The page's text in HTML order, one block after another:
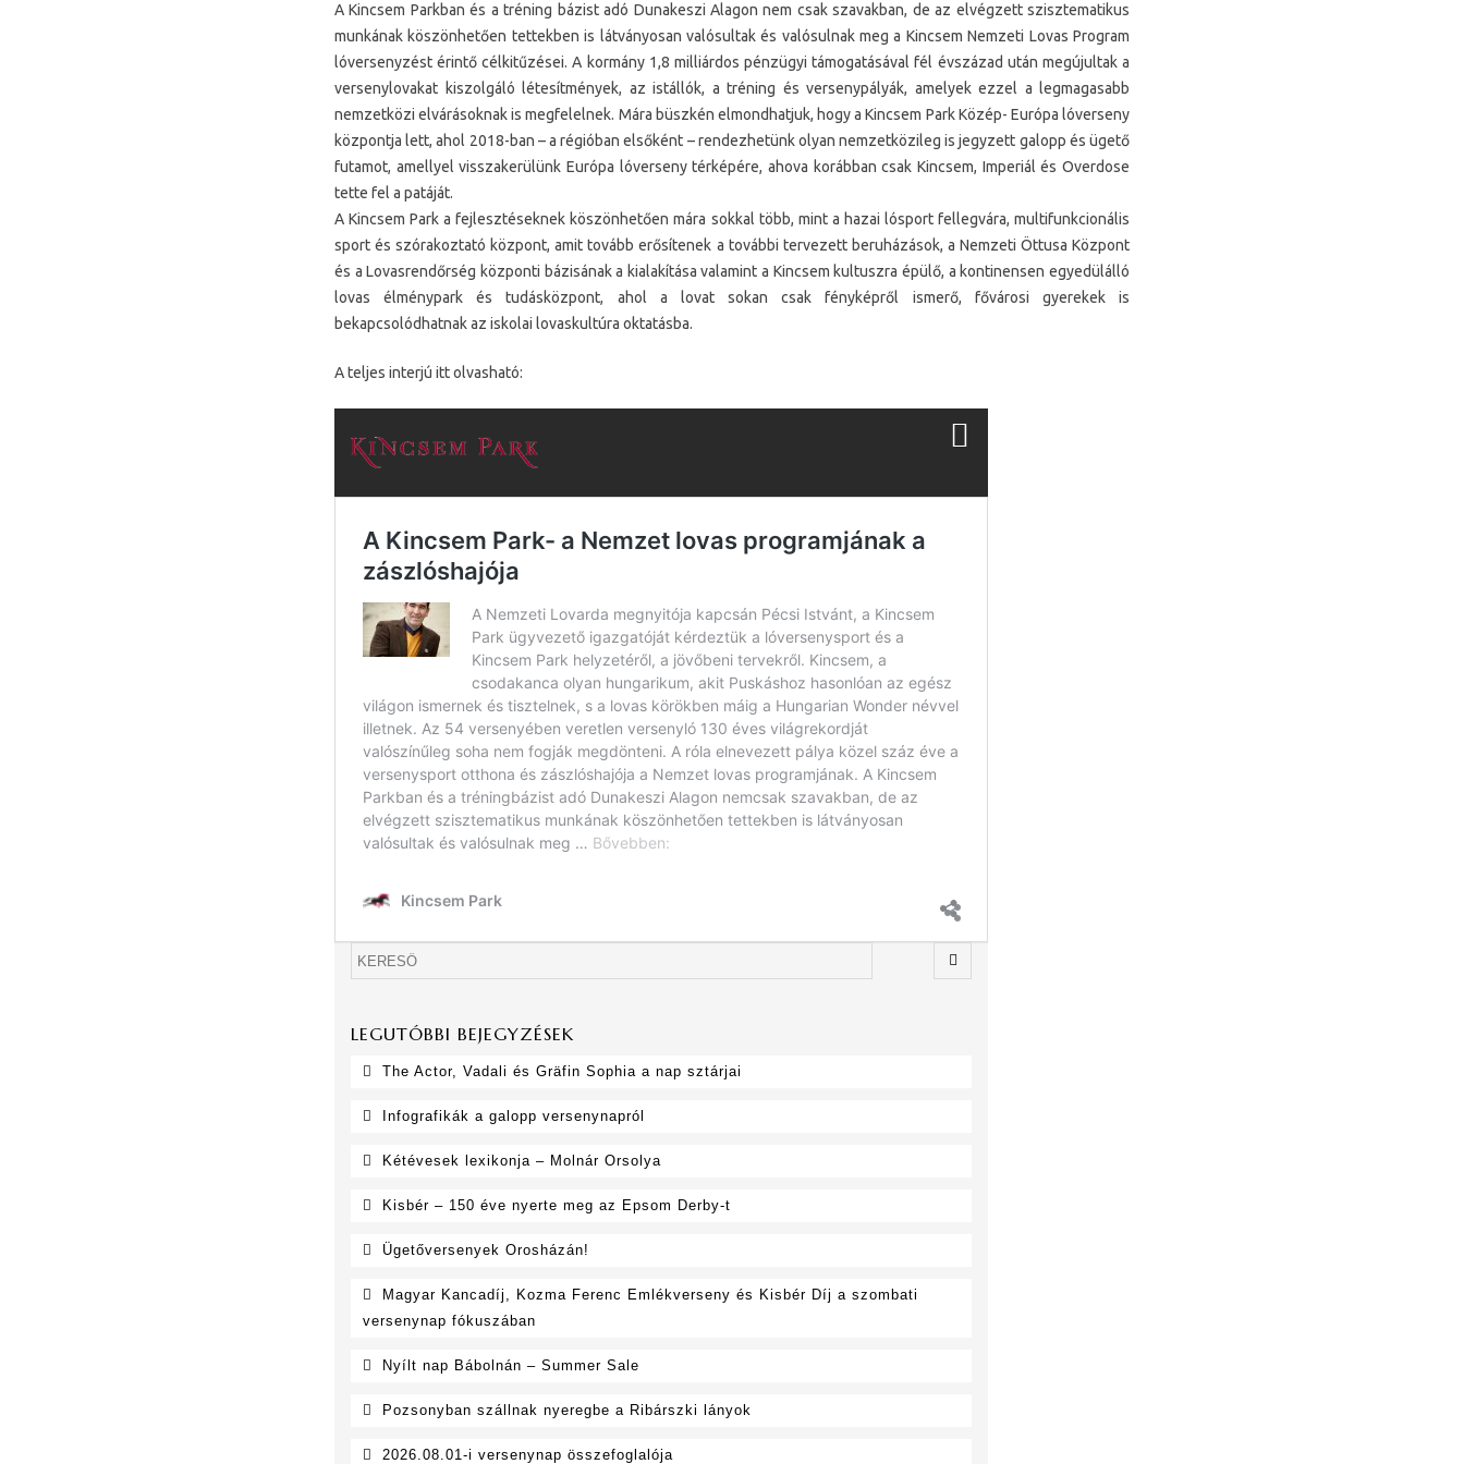
A Kincsem Parkban és a tréning bázist adó Dunakeszi Alagon nem csak szavakban, de az elvégzett szisztematikus
munkának köszönhetően tettekben is látványosan valósultak és valósulnak meg a Kincsem Nemzeti Lovas Program
lóversenyzést érintő célkitűzései. A kormány 1,8 milliárdos pénzügyi támogatásával fél évszázad után megújultak a
versenylovakat kiszolgáló létesítmények, az istállók, a tréning és versenypályák, amelyek ezzel a legmagasabb
nemzetközi elvárásoknak is megfelelnek. Mára büszkén elmondhatjuk, hogy a Kincsem Park Közép- Európa lóverseny
központja lett, ahol 2018-ban – a régióban elsőként – rendezhetünk olyan nemzetközileg is jegyzett galopp és ügető
futamot, amellyel visszakerülünk Európa lóverseny térképére, ahova korábban csak Kincsem, Imperiál és Overdose
tette fel a patáját.
A Kincsem Park a fejlesztéseknek köszönhetően mára sokkal több, mint a hazai lósport fellegvára, multifunkcionális
sport és szórakoztató központ, amit tovább erősítenek a további tervezett beruházások, a Nemzeti Öttusa Központ
és a Lovasrendőrség központi bázisának a kialakítása valamint a Kincsem kultuszra épülő, a kontinensen egyedülálló
lovas élménypark és tudásközpont, ahol a lovat sokan csak fényképről ismerő, fővárosi gyerekek is
bekapcsolódhatnak az iskolai lovaskultúra oktatásba.
A teljes interjú itt olvasható: